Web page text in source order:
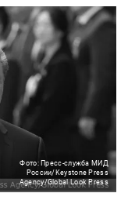
Фото: Пресс-служба МИД
России/Keystone Press
Agency/Global Look Press